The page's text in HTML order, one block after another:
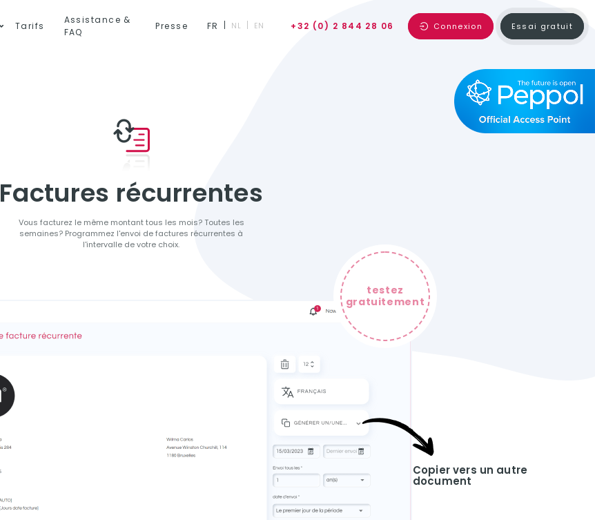
Tarifs
Assistance &
FAQ
Presse FR NL EN +32 (0) 2 844 28 06 Connexion Essai gratuit
Factures récurrentes
Vous facturez le même montant tous les mois? Toutes les
semaines? Programmez l'envoi de factures récurrentes à
l'intervalle de votre choix.
testez
gratuitement
Copier vers un autre
document